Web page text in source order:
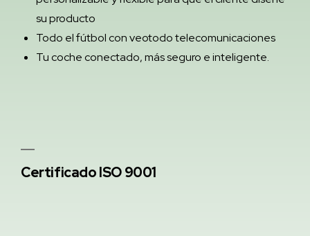
su producto
Todo el fútbol con veotodo telecomunicaciones
Tu coche conectado, más seguro e inteligente.
Certificado ISO 9001